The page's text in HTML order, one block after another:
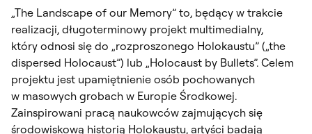
„The Landscape of our Memory” to, będący w trakcie
realizacji, długoterminowy projekt multimedialny,
który odnosi się do „rozproszonego Holokaustu” („the
dispersed Holocaust”) lub „Holocaust by Bullets”. Celem
projektu jest upamiętnienie osób pochowanych
w masowych grobach w Europie Środkowej.
Zainspirowani pracą naukowców zajmujących się
środowiskową historią Holokaustu, artyści badają